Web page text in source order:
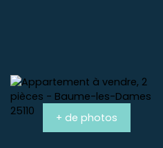
+ de photos